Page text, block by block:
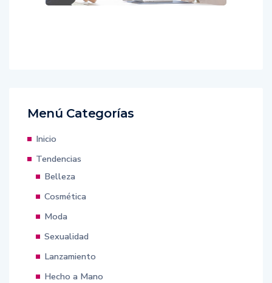
Menú Categorías
Inicio
Tendencias
Belleza
Cosmética
Moda
Sexualidad
Lanzamiento
Hecho a Mano